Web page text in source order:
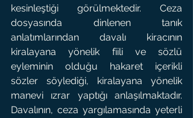
kesinleştiği görülmektedir. Ceza
dosyasında dinlenen tanık
anlatımlarından davalı kiracının
kiralayana yönelik fiili ve sözlü
eyleminin olduğu hakaret içerikli
sözler söylediği, kiralayana yönelik
manevi ızrar yaptığı anlaşılmaktadır.
Davalının, ceza yargılamasında yeterli